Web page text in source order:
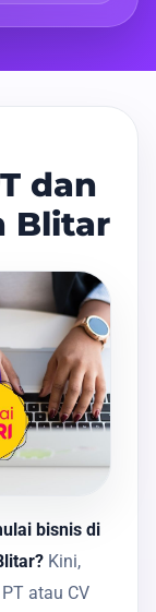
dan
Blitar
bisnis di
Kini,
atau CV